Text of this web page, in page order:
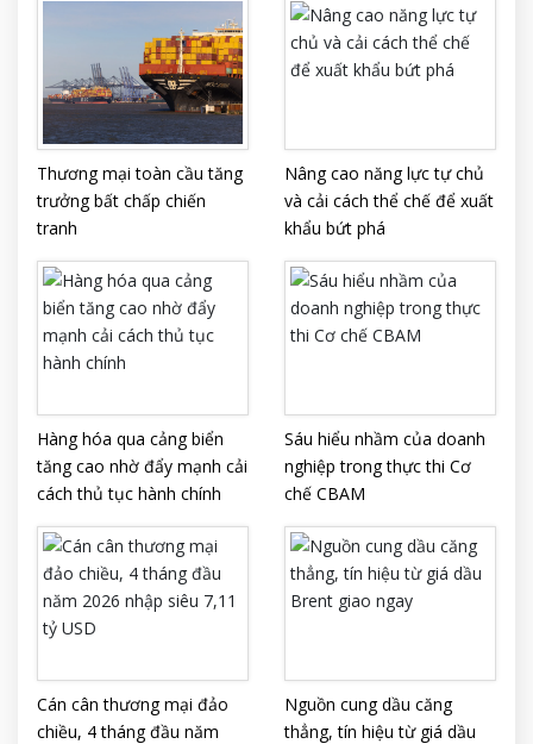
Thương mại toàn cầu tăng
trưởng bất chấp chiến
tranh
Nâng cao năng lực tự chủ
và cải cách thể chế để xuất
khẩu bứt phá
Hàng hóa qua cảng biển
tăng cao nhờ đẩy mạnh cải
cách thủ tục hành chính
Sáu hiểu nhầm của doanh
nghiệp trong thực thi Cơ
chế CBAM
Cán cân thương mại đảo
chiều, 4 tháng đầu năm
Nguồn cung dầu căng
thẳng, tín hiệu từ giá dầu